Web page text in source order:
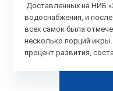
Доставленных на НИБ
водоснабжения, и
всех самок была
несколько порций
процент развития,